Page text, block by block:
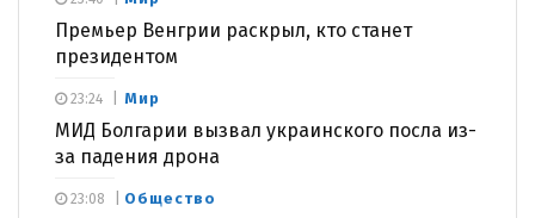
Премьер Венгрии раскрыл, кто станет
президентом
Мир
МИД Болгарии вызвал украинского посла из-
за падения дрона
23:24
Общество
23:08